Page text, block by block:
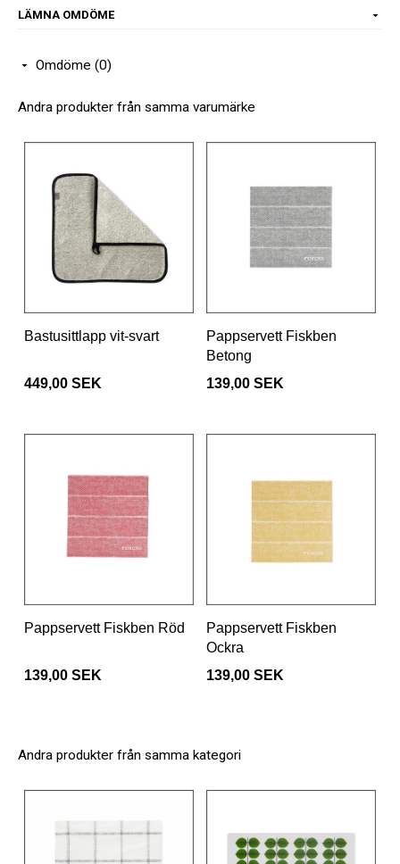
LÄMNA OMDÖME
Omdöme (0)
Andra produkter från samma varumärke
Bastusittlapp vit-svart
449,00 SEK
Pappservett Fiskben
Betong
139,00 SEK
Pappservett Fiskben Röd
139,00 SEK
Pappservett Fiskben
Ockra
139,00 SEK
Andra produkter från samma kategori